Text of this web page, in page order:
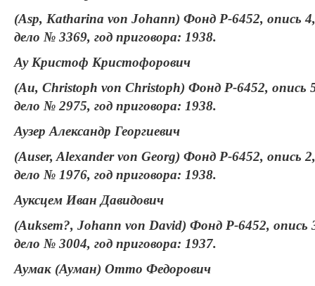
(Asp, Katharina von Johann) Фонд Р-6452, опись 4,
дело № 3369, год приговора: 1938.
Ау Кристоф Кристофорович
(Au, Christoph von Christoph) Фонд Р-6452, опись
дело № 2975, год приговора: 1938.
Аузер Александр Георгиевич
(Auser, Alexander von Georg) Фонд Р-6452, опись 2,
дело № 1976, год приговора: 1938.
Ауксцем Иван Давидович
(Auksem?, Johann von David) Фонд Р-6452, опись
дело № 3004, год приговора: 1937.
Аумак (Ауман) Отто Федорович